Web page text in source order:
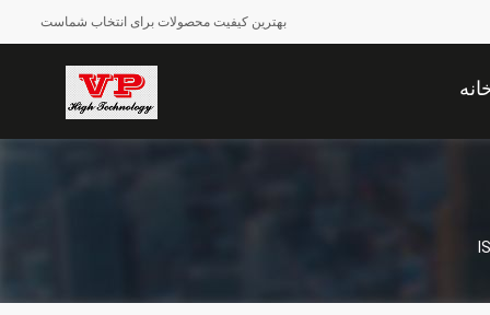
بهترین کیفیت محصولات برای انتخاب شماست